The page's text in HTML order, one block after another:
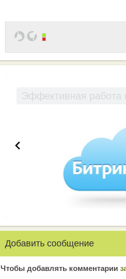
Эффективная
Добавить сообщение
Чтобы добавлять комментарии